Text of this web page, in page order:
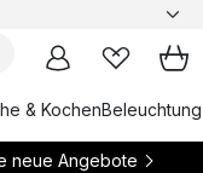
& KochenBeleuchtung
neue Angebote